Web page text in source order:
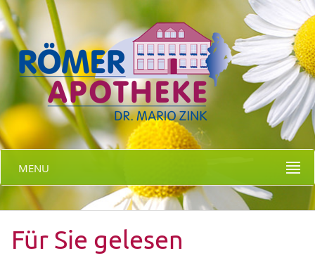
MENU
Für Sie gelesen